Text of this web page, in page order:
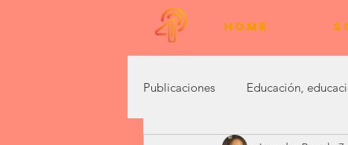
HOME
Publicaciones Educación,